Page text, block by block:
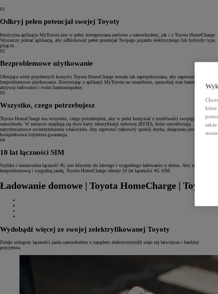
01
Odkryj pełen potencjał swojej Toyoty
Intuicyjna aplikacja MyToyota jest w pełni zintegrowana zarówno z samochodem, jak i z Toyota HomeCharge.
Wystarczy pobrać aplikację, aby odblokować pełen potencjał Twojego pojazdu elektrycznego lub hybrydy typu
plug-in.
02
Bezproblemowe użytkowanie
Oferująca wiele przydatnych korzyści Toyota HomeCharge została tak zaprojektowana, aby zapewnić
bezproblemowe użytkowanie. Korzystając z aplikacji MyToyota na smartfonie, sprawdzaj stan baterii, zdalnie
aktywuj ładowanie i twórz harmonogramy.
03
Wszystko, czego potrzebujesz
Toyota HomeCharge ma wszystko, czego potrzebujesz, aby w pełni korzystać z możliwości swojego
samochodu. W zestawie znajdują się dwie karty identyfikacji radiowej (RFID), które umożliwiają
natychmiastowe uwierzytelnienie właściciela. Aby zapewnić całkowity spokój ducha, dołączona jest również
kompleksowa trzyletnia gwarancja.
04
10 lat łączności SIM
Szybka i niezawodna łączność 4G jest kluczem do łatwego i wygodnego ładowania w domu. Aby zapewnić
bezproblemową i wygodną jazdę, Toyota HomeCharge oferuje 10 lat łączności 4G SIM.
Ładowanie domowe | Toyota HomeCharge | Toyota
Wydobądź więcej ze swojej zelektryfikowanej Toyoty
Dzięki usługom łączności jazda samochodem z napędem elektrycznym§§ staje się łatwiejsza i bardziej
przyjemna.
które